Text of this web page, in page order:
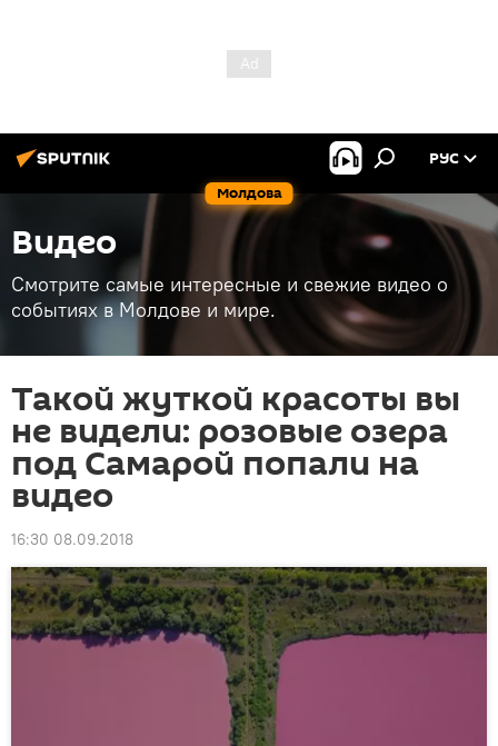
Молдова
РУС
Видео
Смотрите самые интересные и свежие видео о
событиях в Молдове и мире.
Такой жуткой красоты вы
не видели: розовые озера
под Самарой попали на
видео
16:30 08.09.2018